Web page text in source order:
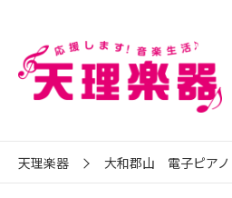
天理楽器 大和郡山 電子ピアノ